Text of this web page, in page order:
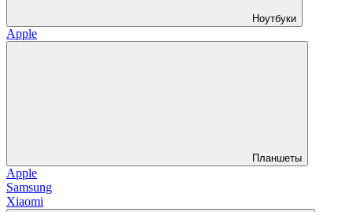
Ноутбуки
Apple
Планшеты
Apple
Samsung
Xiaomi